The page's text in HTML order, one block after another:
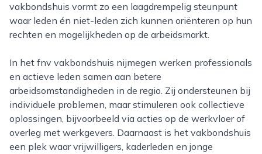
vakbondshuis vormt zo een laagdrempelig steunpunt
waar leden én niet-leden zich kunnen oriënteren op hun
rechten en mogelijkheden op de arbeidsmarkt.
In het fnv vakbondshuis nijmegen werken professionals
en actieve leden samen aan betere
arbeidsomstandigheden in de regio. Zij ondersteunen bij
individuele problemen, maar stimuleren ook collectieve
oplossingen, bijvoorbeeld via acties op de werkvloer of
overleg met werkgevers. Daarnaast is het vakbondshuis
een plek waar vrijwilligers, kaderleden en jonge